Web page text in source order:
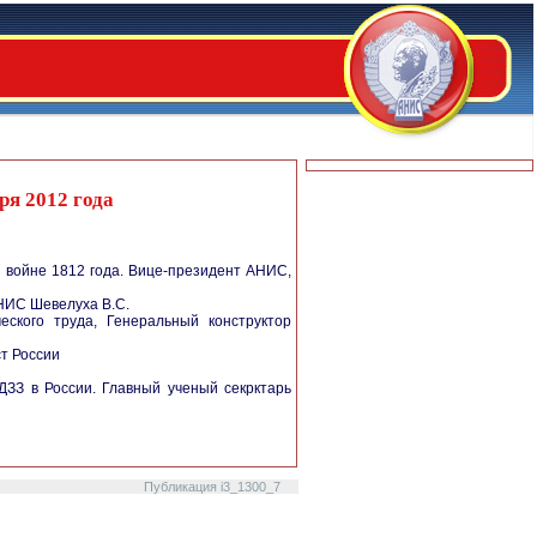
2012 года
войне 1812 года. Вице-президент АНИС,
Шевелуха В.С.
труда, Генеральный конструктор
России
в России. Главный ученый секрктарь
Публикация i3_1300_7